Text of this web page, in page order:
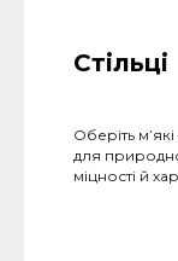
Стільці
Оберіть
для
міцності й